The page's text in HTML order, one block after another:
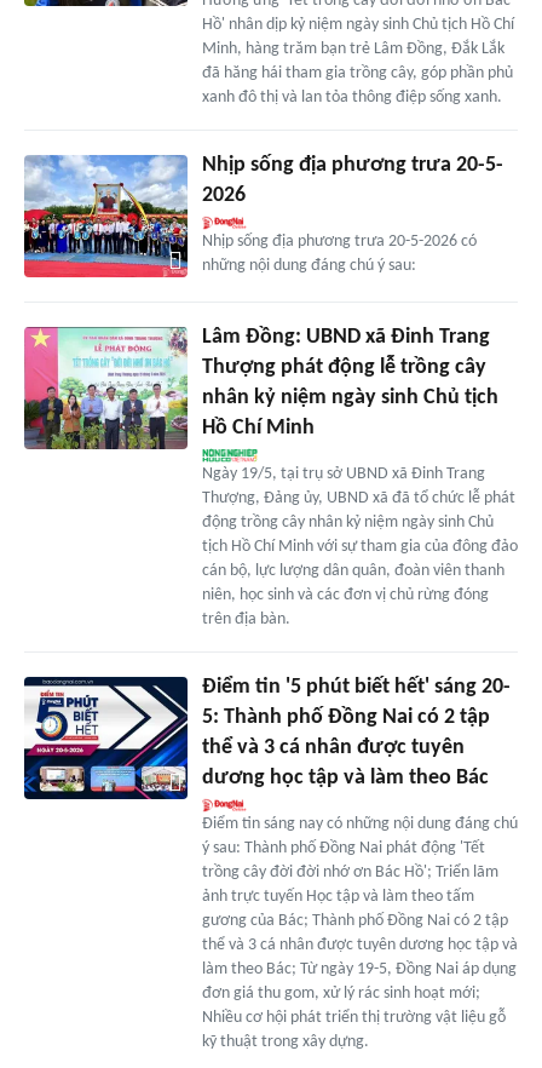
Hồ' nhân dịp kỷ niệm ngày sinh Chủ tịch Hồ Chí
Minh, hàng trăm bạn trẻ Lâm Đồng, Đắk Lắk
đã hăng hái tham gia trồng cây, góp phần phủ
xanh đô thị và lan tỏa thông điệp sống xanh.
Nhịp sống địa phương trưa 20-5-
2026
Nhịp sống địa phương trưa 20-5-2026 có
những nội dung đáng chú ý sau:
Lâm Đồng: UBND xã Đinh Trang
Thượng phát động lễ trồng cây
nhân kỷ niệm ngày sinh Chủ tịch
Hồ Chí Minh
Ngày 19/5, tại trụ sở UBND xã Đinh Trang
Thượng, Đảng ủy, UBND xã đã tổ chức lễ phát
động trồng cây nhân kỷ niệm ngày sinh Chủ
tịch Hồ Chí Minh với sự tham gia của đông đảo
cán bộ, lực lượng dân quân, đoàn viên thanh
niên, học sinh và các đơn vị chủ rừng đóng
trên địa bàn.
Điểm tin '5 phút biết hết' sáng 20-
5: Thành phố Đồng Nai có 2 tập
thể và 3 cá nhân được tuyên
dương học tập và làm theo Bác
Điểm tin sáng nay có những nội dung đáng chú
ý sau: Thành phố Đồng Nai phát động 'Tết
trồng cây đời đời nhớ ơn Bác Hồ'; Triển lãm
ảnh trực tuyến Học tập và làm theo tấm
gương của Bác; Thành phố Đồng Nai có 2 tập
thể và 3 cá nhân được tuyên dương học tập và
làm theo Bác; Từ ngày 19-5, Đồng Nai áp dụng
đơn giá thu gom, xử lý rác sinh hoạt mới;
Nhiều cơ hội phát triển thị trường vật liệu gỗ
kỹ thuật trong xây dựng.